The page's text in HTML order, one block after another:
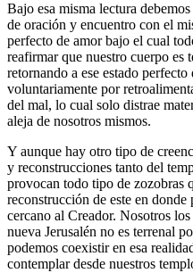
Bajo esa misma lectura
de oración y encuentro con el
perfecto de amor bajo el cual
reafirmar que nuestro cuerpo es
retornando a ese estado perfecto
voluntariamente por
del mal, lo cual solo distrae
aleja de nosotros mismos.
Y aunque hay otro tipo de
y reconstrucciones tanto del
provocan todo tipo de zozobras
reconstrucción de este en donde
cercano al Creador. Nosotros
nueva Jerusalén no es terrenal
podemos coexistir en esa
contemplar desde nuestros